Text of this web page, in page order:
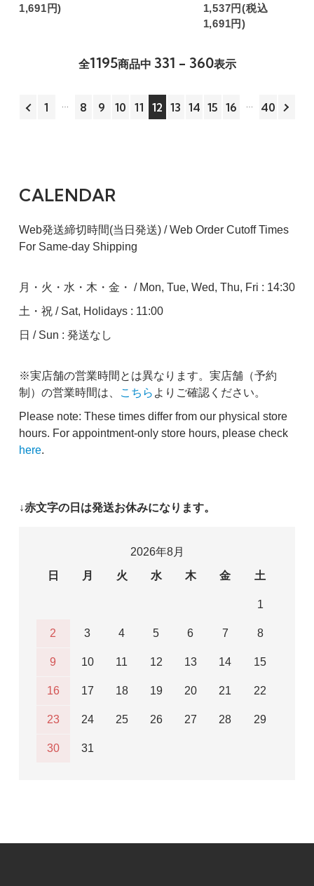
1,691円)
1,537円(税込
1,691円)
全1195商品中 331 - 360表示
1 8 9 10 11 12 13 14 15 16 40
CALENDAR
Web発送締切時間(当日発送) / Web Order Cutoff Times
For Same-day Shipping
月・火・水・木・金・ / Mon, Tue, Wed, Thu, Fri : 14:30
土・祝 / Sat, Holidays : 11:00
日 / Sun : 発送なし
※実店舗の営業時間とは異なります。実店舗（予約
制）の営業時間は、
こちら よりご確認ください。
Please note: These times differ from our physical store
hours. For appointment-only store hours, please check
here.
↓赤文字の日は発送お休みになります。
2026年8月
日
月 火 水 木 金 土
1
2 3 4 5 6 7 8
9 10 11 12 13 14 15
16 17 18 19 20 21 22
23 24 25 26 27 28 29
30 31